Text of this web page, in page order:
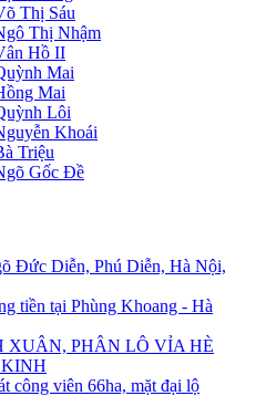
Thị Sáu
Thị Nhậm
Hồ II
Mai
Mai
Lôi
Khoái
Triệu
Gốc Đề
Đức Diễn, Phú Diễn, Hà Nội,
tiền tại Phùng Khoang - Hà
XUÂN, PHÂN LÔ VỈA HÈ
KINH
công viên 66ha, mặt đại lộ